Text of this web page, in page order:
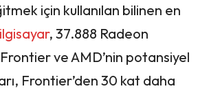
için kullanılan bilinen en
, 37.888 Radeon
ve AMD’nin potansiyel
Frontier’den 30 kat daha